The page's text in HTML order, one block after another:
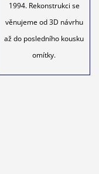
1994. Rekonstrukci se
věnujeme od 3D návrhu
až do posledního kousku
omítky.